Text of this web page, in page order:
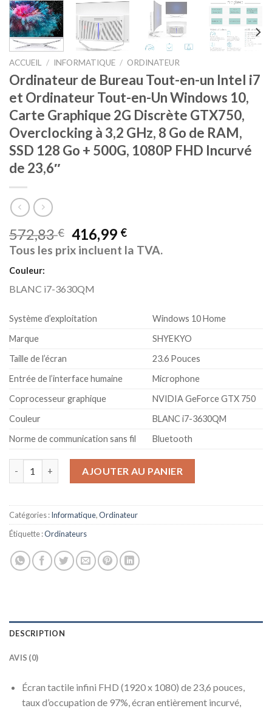
ACCUEIL / INFORMATIQUE / ORDINATEUR
Ordinateur de Bureau Tout-en-un Intel i7
et Ordinateur Tout-en-Un Windows 10,
Carte Graphique 2G Discrète GTX750,
Overclocking à 3,2 GHz, 8 Go de RAM,
SSD 128 Go + 500G, 1080P FHD Incurvé
de 23,6″
572,83€ 416,99 €
Tous les prix incluent la TVA.
Couleur:
BLANC i7-3630QM
Système d’exploitation
Windows 10 Home
Marque
SHYEKYO
Taille de l’écran
23.6 Pouces
Entrée de l’interface humaine
Microphone
Coprocesseur graphique
NVIDIA GeForce GTX 750
Couleur
BLANC i7-3630QM
Norme de communication sans fil
Bluetooth
AJOUTER AU PANIER
Catégories :Informatique,Ordinateur
Étiquette :Ordinateurs
DESCRIPTION
AVIS (0)
Écran tactile infini FHD (1920 x 1080) de 23,6 pouces,
taux d’occupation de 97%, écran entièrement incurvé,